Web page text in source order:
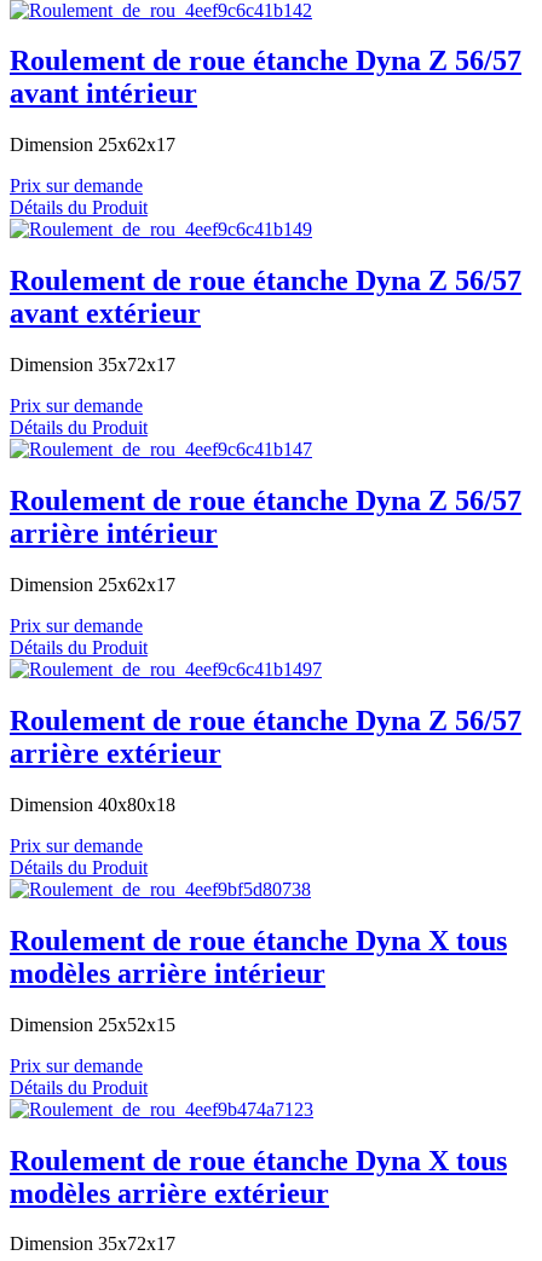
Roulement de roue étanche Dyna Z 56/57
avant intérieur
Dimension 25x62x17
Prix sur demande
Détails du Produit
Roulement de roue étanche Dyna Z 56/57
avant extérieur
Dimension 35x72x17
Prix sur demande
Détails du Produit
Roulement de roue étanche Dyna Z 56/57
arrière intérieur
Dimension 25x62x17
Prix sur demande
Détails du Produit
Roulement de roue étanche Dyna Z 56/57
arrière extérieur
Dimension 40x80x18
Prix sur demande
Détails du Produit
Roulement de roue étanche Dyna X tous
modèles arrière intérieur
Dimension 25x52x15
Prix sur demande
Détails du Produit
Roulement de roue étanche Dyna X tous
modèles arrière extérieur
Dimension 35x72x17